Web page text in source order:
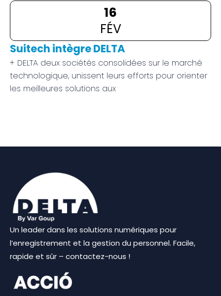
16
FÉV
Suitech intègre DELTA
+ DELTA deux sociétés consolidées sur le marché
technologique, unissent leurs efforts pour orienter
les meilleures solutions aux
Un leader dans les solutions numériques pour
l’enregistrement et la gestion du personnel. Facile,
rapide et sûr – contactez-nous !